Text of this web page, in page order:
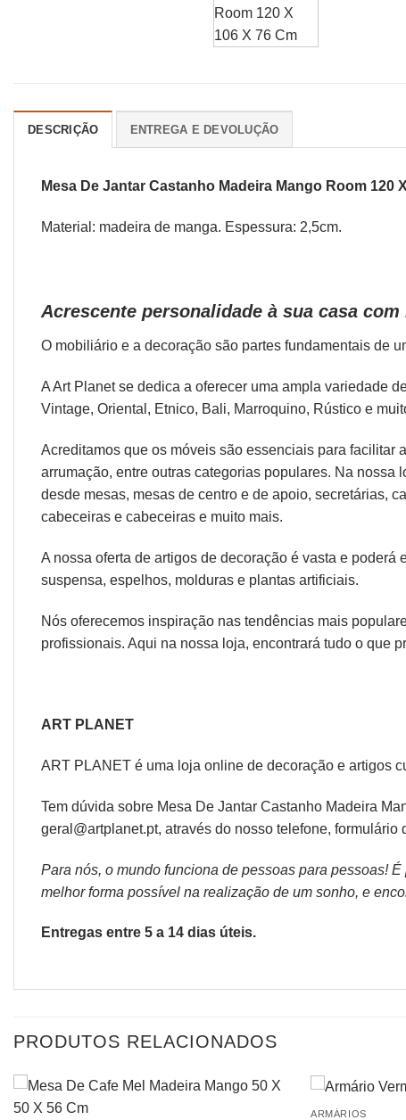
DESCRIÇÃO ENTREGA E DEVOLUÇÃO
Mesa De Jantar Castanho Madeira Mango Room 120
Material: madeira de manga. Espessura: 2,5cm.
Acrescente personalidade à sua casa com
O mobiliário e a decoração são partes fundamentais de
A Art Planet se dedica a oferecer uma ampla variedade
Vintage, Oriental , Etnico, Bali, Marroquino, Rústico e
Acreditamos que os móveis são essenciais para facilitar
arrumação, entre outras categorias populares. Na nossa
desde mesas, mesas de centro e de apoio, secretárias,
cabeceiras e cabeceiras e muito mais.
A nossa oferta de artigos de decoração é vasta e poderá
suspensa, espelhos, molduras e plantas artificiais.
Nós oferecemos inspiração nas tendências mais
profissionais. Aqui na nossa loja, encontrará tudo o que
ART PLANET
ART PLANET é uma loja online de decoração e artigos
Tem dúvida sobre Mesa De Jantar Castanho Madeira
geral@artplanet.pt, através do nosso telefone, formulário
Para nós, o mundo funciona de pessoas para pessoas!
melhor forma possível na realização de um sonho, e
Entregas entre 5 a 14 dias úteis.
PRODUTOS RELACIONADOS
ARMÁRIOS